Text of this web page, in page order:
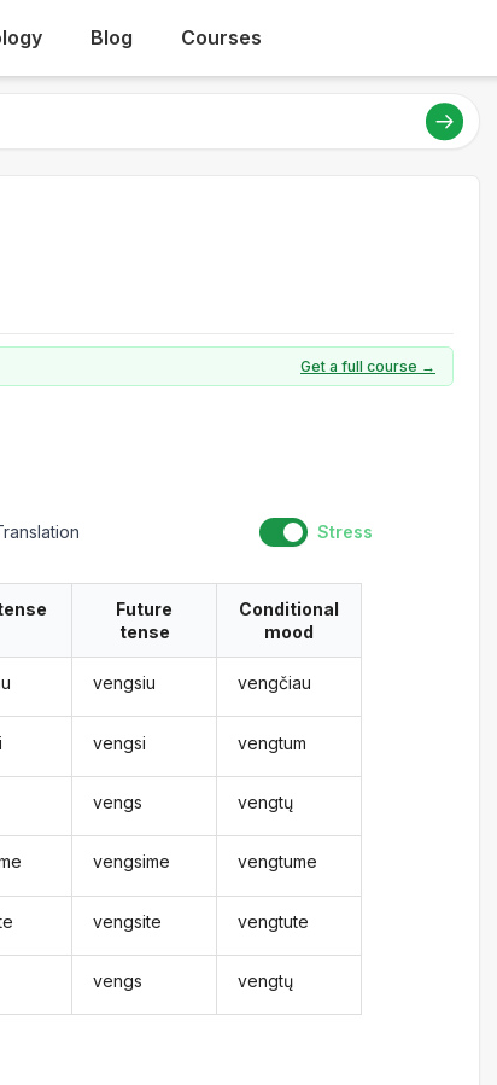
Blog Courses
Get a full course →
Stress
Future
tense
vengsiu
vengsi
vengs
vengsime
vengsite
vengs
Conditional
mood
vengčiau
vengtum
vengtų
vengtume
vengtute
vengtų